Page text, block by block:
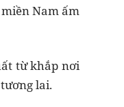
Nam ấm
từ khắp nơi
lai.